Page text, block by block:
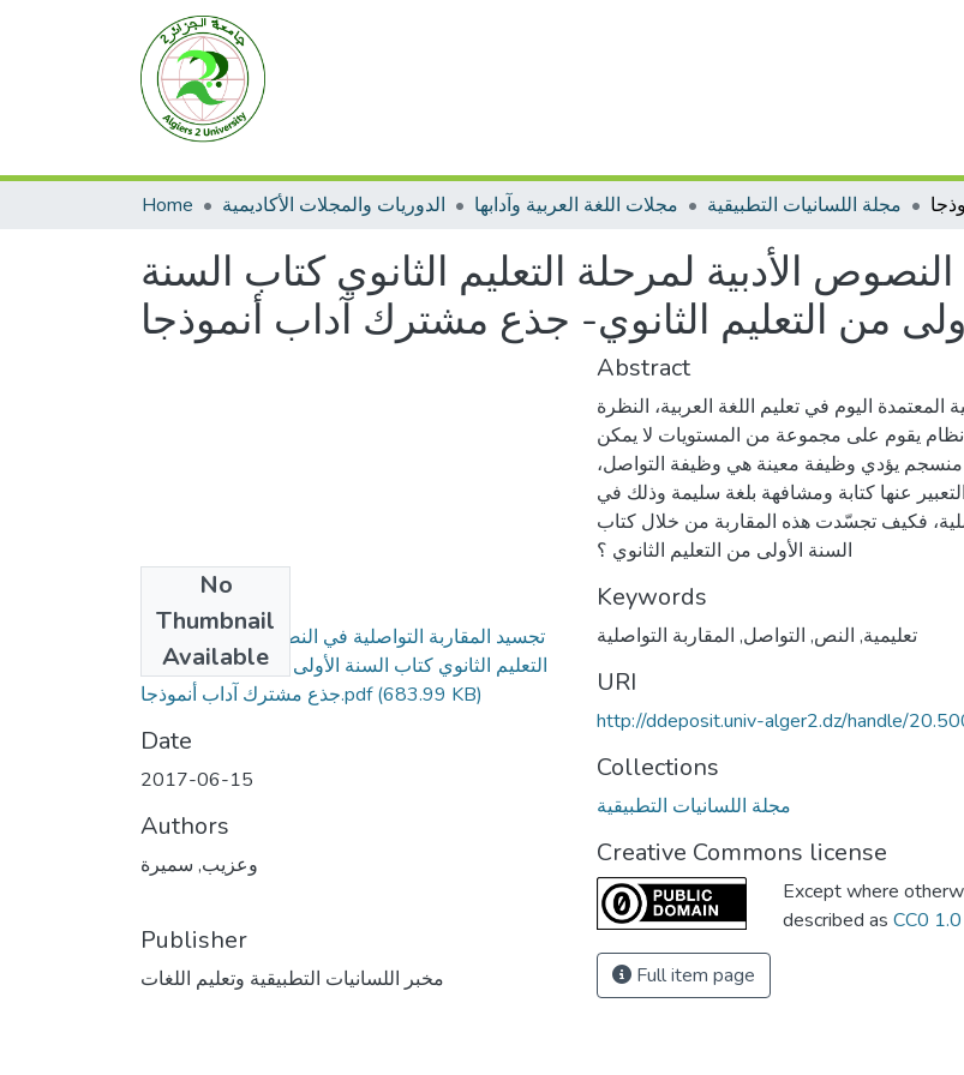
Home الدوريات والمجلات الأكاديمية مجلات اللغة العربية وآدابها مجلة اللسانيات التطبيقية
الأدبية لمرحلة التعليم الثانوي كتاب السنة
من التعليم الثانوي- جذع مشترك آداب أنموذجا
No
Thumbnail
Available
تجسيد المقاربة التواصلية في النصوص الأدبية لمرحلة
التعليم الثانوي كتاب السنة الأولى من التعليم الثانوي-
جذع مشترك آداب أنموذجا.pdf(683.99 KB)
Date
2017-06-15
Authors
وعزيب, سميرة
Publisher
مخبر اللسانيات التطبيقية وتعليم اللغات
Abstract
المعتمدة اليوم في تعليم اللغة العربية، النظرة
يقوم على مجموعة من المستويات لا يمكن
يؤدي وظيفة معينة هي وظيفة التواصل،
عنها كتابة ومشافهة بلغة سليمة وذلك في
فكيف تجسّدت هذه المقاربة من خلال كتاب
السنة الأولى من التعليم الثانوي ؟
Keywords
تعليمية, النص, التواصل, المقاربة التواصلية
URI
http://ddeposit.univ-alger2.dz/handle/
Collections
مجلة اللسانيات التطبيقية
Creative Commons license
Except where
described as CC0
Full item page